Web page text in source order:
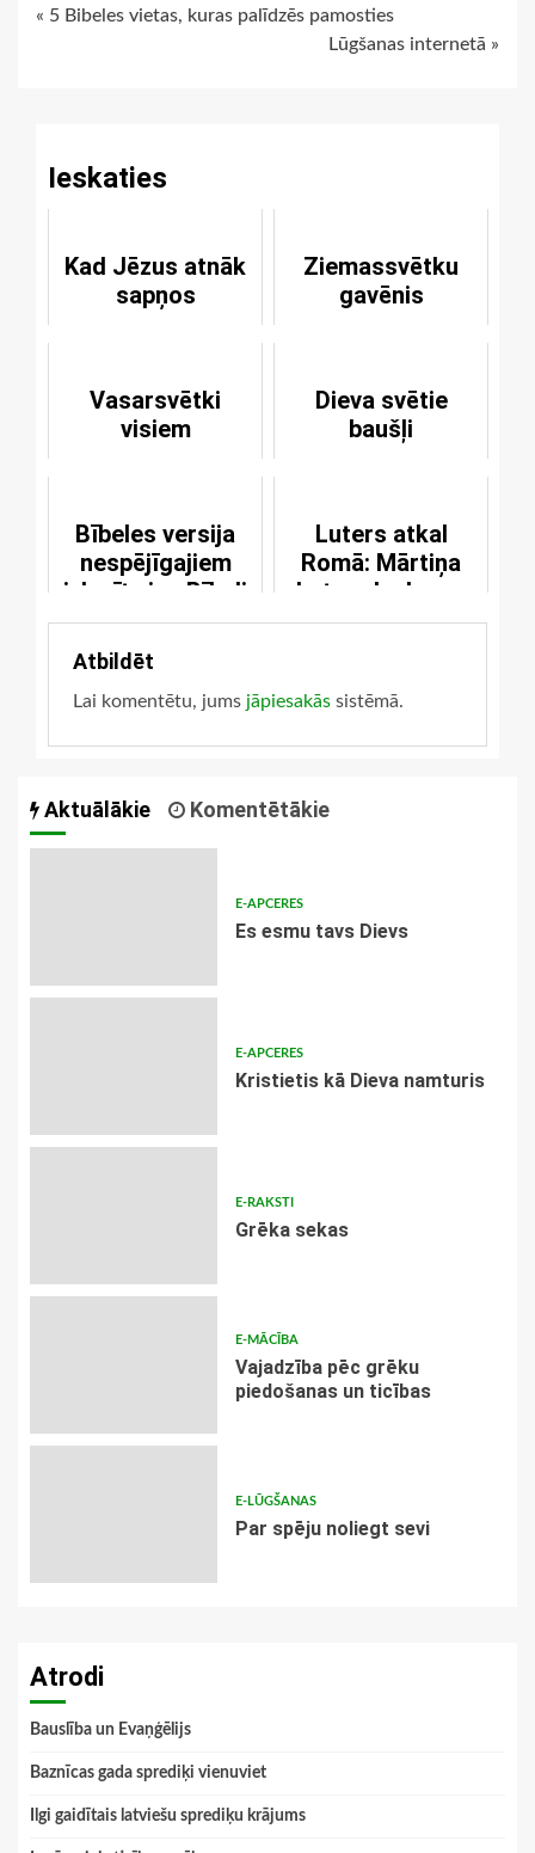
Continue
« 5 Bibeles vietas, kuras palīdzēs pamosties
Lūgšanas internetā »
Ieskaties
Kad Jēzus atnāk
sapņos
Ziemassvētku
gavēnis
Vasarsvētki
visiem
Dieva svētie
baušļi
Bībeles versija
nespējīgajiem
izlasīt visu Bībeli
Luters atkal
Romā: Mārtiņa
Lutera laukums
Atbildēt
Lai komentētu, jums jāpiesakās sistēmā.
Aktuālākie Komentētākie
E-APCERES
Es esmu tavs Dievs
E-APCERES
Kristietis kā Dieva namturis
E-RAKSTI
Grēka sekas
E-MĀCĪBA
Vajadzība pēc grēku
piedošanas un ticības
E-LŪGŠANAS
Par spēju noliegt sevi
Atrodi
Bauslība un Evaņģēlijs
Baznīcas gada sprediķi vienuviet
Ilgi gaidītais latviešu sprediķu krājums